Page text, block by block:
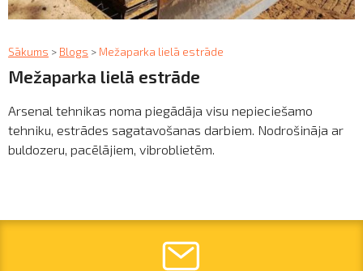
Profila informācija
Sazināties
Sākums > Blogs > Mežaparka lielā estrāde
Mežaparka lielā estrāde
Arsenal tehnikas noma piegādāja visu nepieciešamo
tehniku, estrādes sagatavošanas darbiem. Nodrošināja ar
buldozeru, pacēlājiem, vibroblietēm.